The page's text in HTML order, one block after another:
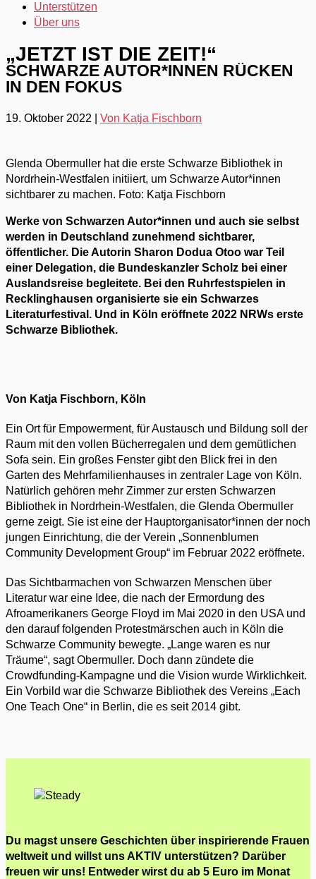
Unterstützen
Über uns
„JETZT IST DIE ZEIT!“
SCHWARZE AUTOR*INNEN RÜCKEN
IN DEN FOKUS
19. Oktober 2022 Von Katja Fischborn
Glenda Obermuller hat die erste Schwarze Bibliothek in
Nordrhein-Westfalen initiiert, um Schwarze Autor*innen
sichtbarer zu machen. Foto: Katja Fischborn
Werke von Schwarzen Autor*innen und auch sie selbst
werden in Deutschland zunehmend sichtbarer,
öffentlicher. Die Autorin Sharon Dodua Otoo war Teil
einer Delegation, die Bundeskanzler Scholz bei einer
Auslandsreise begleitete. Bei den Ruhrfestspielen in
Recklinghausen organisierte sie ein Schwarzes
Literaturfestival. Und in Köln eröffnete 2022 NRWs erste
Schwarze Bibliothek.
Von Katja Fischborn, Köln
Ein Ort für Empowerment, für Austausch und Bildung soll der
Raum mit den vollen Bücherregalen und dem gemütlichen
Sofa sein. Ein großes Fenster gibt den Blick frei in den
Garten des Mehrfamilienhauses in zentraler Lage von Köln.
Natürlich gehören mehr Zimmer zur ersten Schwarzen
Bibliothek in Nordrhein-Westfalen, die Glenda Obermuller
gerne zeigt. Sie ist eine der Hauptorganisator*innen der noch
jungen Einrichtung, die der Verein „Sonnenblumen
Community Development Group“ im Februar 2022 eröffnete.
Das Sichtbarmachen von Schwarzen Menschen über
Literatur war eine Idee, die nach der Ermordung des
Afroamerikaners George Floyd im Mai 2020 in den USA und
den darauf folgenden Protestmärschen auch in Köln die
Schwarze Community bewegte. „Lange waren es nur
Träume“, sagt Obermuller. Doch dann zündete die
Crowdfunding-Kampagne und die Vision wurde Wirklichkeit.
Ein Vorbild war die Schwarze Bibliothek des Vereins „Each
One Teach One“ in Berlin, die es seit 2014 gibt.
Du magst unsere Geschichten über inspirierende Frauen
weltweit und willst uns AKTIV unterstützen? Darüber
freuen wir uns! Entweder wirst du ab 5 Euro im Monat